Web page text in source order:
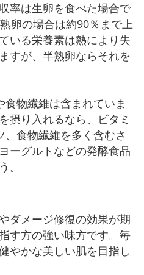
率は生卵を食べた場合で
卵の場合は約90％まで上
いる栄養素は熱により失
すが、半熟卵ならそれを
食物繊維は含まれていま
摂り入れるなら、ビタミ
、食物繊維を多く含むさ
ーグルトなどの発酵食品
。
ダメージ修復の効果が期
す方の強い味方です。毎
やかな美しい肌を目指し